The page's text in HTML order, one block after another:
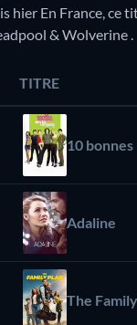
hier En France, ce
& Wolverine .
TITRE
10
Adaline
The